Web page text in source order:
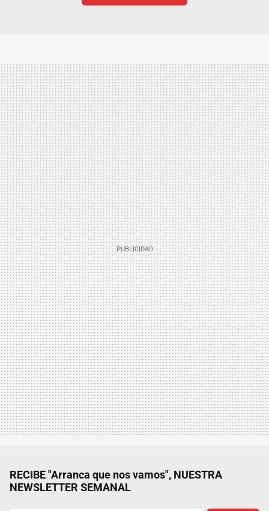
RECIBE "Arranca que nos vamos", NUESTRA
NEWSLETTER SEMANAL